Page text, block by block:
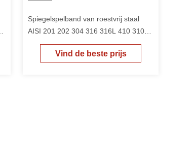
Spiegelspelband van roestvrij staal
AISI 201 202 304 316 316L 410 310S
Vind de beste prijs